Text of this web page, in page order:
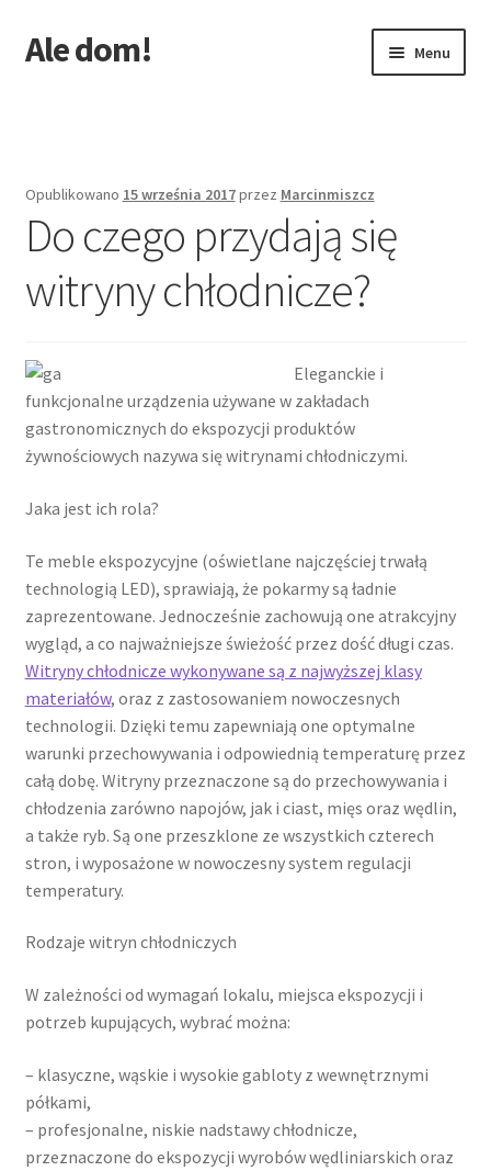
Przejdź
do
Przejdź
do
Ale dom! Menu
Opublikowano 15 września 2017przez Marcinmiszcz
Do czego przydają się
witryny chłodnicze?
Eleganckie i
funkcjonalne urządzenia używane w zakładach
gastronomicznych do ekspozycji produktów
żywnościowych nazywa się witrynami chłodniczymi.
Jaka jest ich rola?
Te meble ekspozycyjne (oświetlane najczęściej trwałą
technologią LED), sprawiają, że pokarmy są ładnie
zaprezentowane. Jednocześnie zachowują one atrakcyjny
wygląd, a co najważniejsze świeżość przez dość długi czas.
Witryny chłodnicze wykonywane są z najwyższej klasy
materiałów, oraz z zastosowaniem nowoczesnych
technologii. Dzięki temu zapewniają one optymalne
warunki przechowywania i odpowiednią temperaturę przez
całą dobę. Witryny przeznaczone są do przechowywania i
chłodzenia zarówno napojów, jak i ciast, mięs oraz wędlin,
a także ryb. Są one przeszklone ze wszystkich czterech
stron, i wyposażone w nowoczesny system regulacji
temperatury.
Rodzaje witryn chłodniczych
W zależności od wymagań lokalu, miejsca ekspozycji i
potrzeb kupujących, wybrać można:
– klasyczne, wąskie i wysokie gabloty z wewnętrznymi
półkami,
– profesjonalne, niskie nadstawy chłodnicze,
przeznaczone do ekspozycji wyrobów wędliniarskich oraz